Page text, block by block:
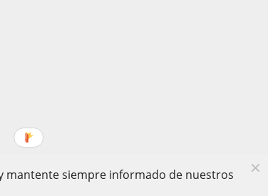
mantente siempre informado de nuestros